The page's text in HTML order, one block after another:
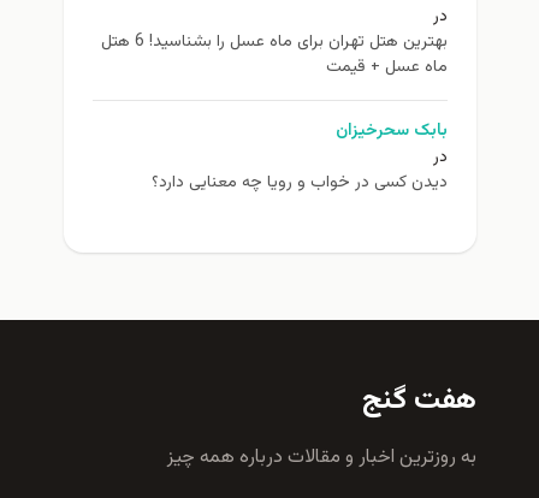
در
بهترین هتل تهران برای ماه عسل را بشناسید! 6 هتل
ماه عسل + قیمت
بابک سحرخیزان
در
دیدن کسی در خواب و رویا چه معنایی دارد؟
هفت گنج
به روزترين اخبار و مقالات درباره همه چيز